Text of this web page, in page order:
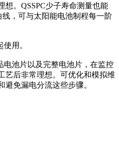
想。QSSPC少子寿命测量也能
，可与太阳能电池制程每一阶
用。
电池片以及完整电池片，在监控
艺后非常理想。可优化和模拟维
免漏电分流这些步骤。